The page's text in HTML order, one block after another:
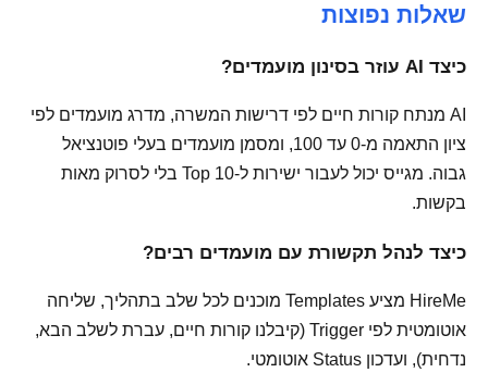
שאלות נפוצות
כיצד AI עוזר בסינון מועמדים?
AI מנתח קורות חיים לפי דרישות המשרה, מדרג מועמדים לפי
ציון התאמה מ-0 עד 100, ומסמן מועמדים בעלי פוטנציאל
גבוה. מגייס יכול לעבור ישירות ל-Top 10 בלי לסרוק מאות
בקשות.
כיצד לנהל תקשורת עם מועמדים רבים?
HireMe מציע Templates מוכנים לכל שלב בתהליך, שליחה
אוטומטית לפי Trigger (קיבלנו קורות חיים, עברת לשלב הבא,
נדחית), ועדכון Status אוטומטי.